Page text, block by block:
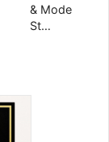
& Mode
St…